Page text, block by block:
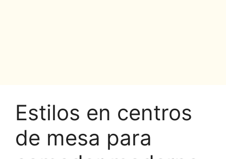
Estilos en centros
de mesa para